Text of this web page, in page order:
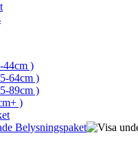
44cm )
64cm )
89cm )
)
Belysningspaket